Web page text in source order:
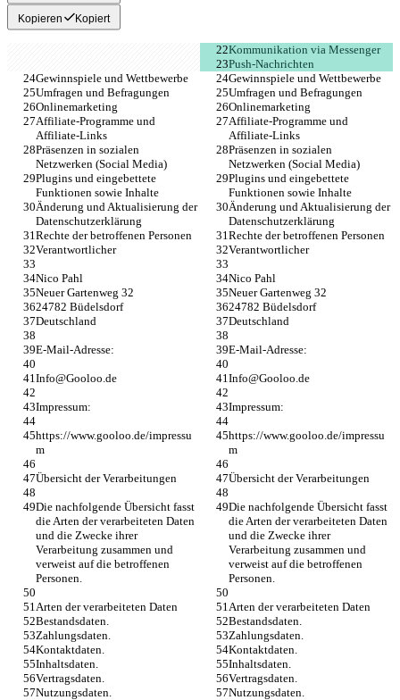
Kopieren Kopiert
Kommunikation via Messenger
Push-Nachrichten
Gewinnspiele und Wettbewerbe
Gewinnspiele und Wettbewerbe
Umfragen und Befragungen
Umfragen und Befragungen
Onlinemarketing
Onlinemarketing
Affiliate-Programme und
Affiliate-Links
Affiliate-Programme und
Affiliate-Links
Präsenzen in sozialen
Netzwerken (Social Media)
Präsenzen in sozialen
Netzwerken (Social Media)
Plugins und eingebettete
Funktionen sowie Inhalte
Plugins und eingebettete
Funktionen sowie Inhalte
Änderung und Aktualisierung der
Datenschutzerklärung
Änderung und Aktualisierung der
Datenschutzerklärung
Rechte der betroffenen Personen
Rechte der betroffenen Personen
Verantwortlicher
Verantwortlicher
Nico Pahl
Nico Pahl
Neuer Gartenweg 32
Neuer Gartenweg 32
24782 Büdelsdorf
24782 Büdelsdorf
Deutschland
Deutschland
E-Mail-Adresse: E-Mail-Adresse:
Info@Gooloo.de Info@Gooloo.de
Impressum: Impressum:
https://www.gooloo.de/impressu
m
https://www.gooloo.de/impressu
m
Übersicht der Verarbeitungen Übersicht der Verarbeitungen
Die nachfolgende Übersicht fasst
die Arten der verarbeiteten Daten
und die Zwecke ihrer
Verarbeitung zusammen und
verweist auf die betroffenen
Personen.
Die nachfolgende Übersicht fasst
die Arten der verarbeiteten Daten
und die Zwecke ihrer
Verarbeitung zusammen und
verweist auf die betroffenen
Personen.
Arten der verarbeiteten Daten
Arten der verarbeiteten Daten
Bestandsdaten.
Bestandsdaten.
Zahlungsdaten.
Zahlungsdaten.
Kontaktdaten.
Kontaktdaten.
Inhaltsdaten.
Inhaltsdaten.
Vertragsdaten.
Vertragsdaten.
Nutzungsdaten.
Nutzungsdaten.